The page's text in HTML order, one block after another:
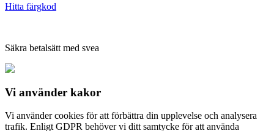
Hitta färgkod
Säkra betalsätt med svea
Vi använder kakor
Vi använder cookies för att förbättra din upplevelse och analysera
trafik. Enligt GDPR behöver vi ditt samtycke för att använda